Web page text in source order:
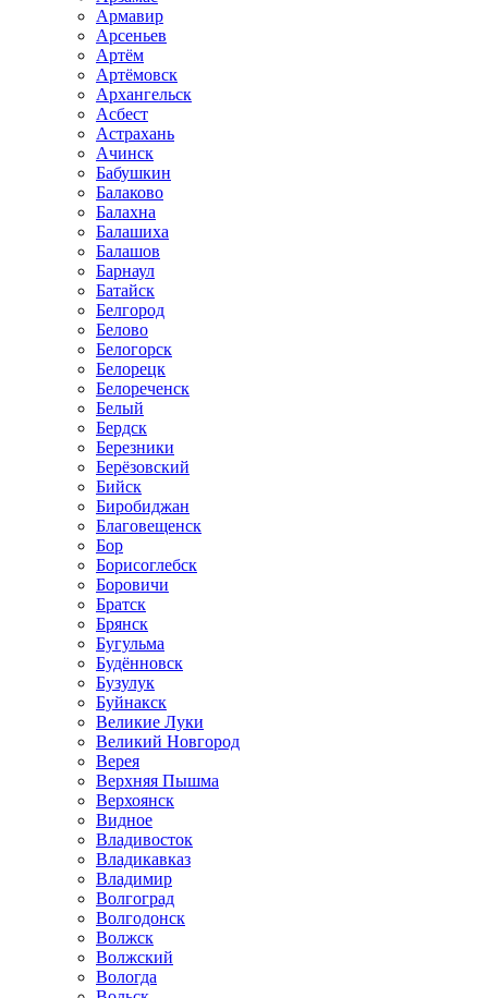
Армавир
Арсеньев
Артём
Артёмовск
Архангельск
Асбест
Астрахань
Ачинск
Бабушкин
Балаково
Балахна
Балашиха
Балашов
Барнаул
Батайск
Белгород
Белово
Белогорск
Белорецк
Белореченск
Белый
Бердск
Березники
Берёзовский
Бийск
Биробиджан
Благовещенск
Бор
Борисоглебск
Боровичи
Братск
Брянск
Бугульма
Будённовск
Бузулук
Буйнакск
Великие Луки
Великий Новгород
Верея
Верхняя Пышма
Верхоянск
Видное
Владивосток
Владикавказ
Владимир
Волгоград
Волгодонск
Волжск
Волжский
Вологда